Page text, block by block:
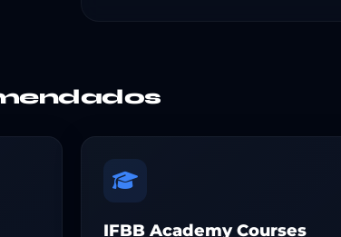
IFBB Academy Courses